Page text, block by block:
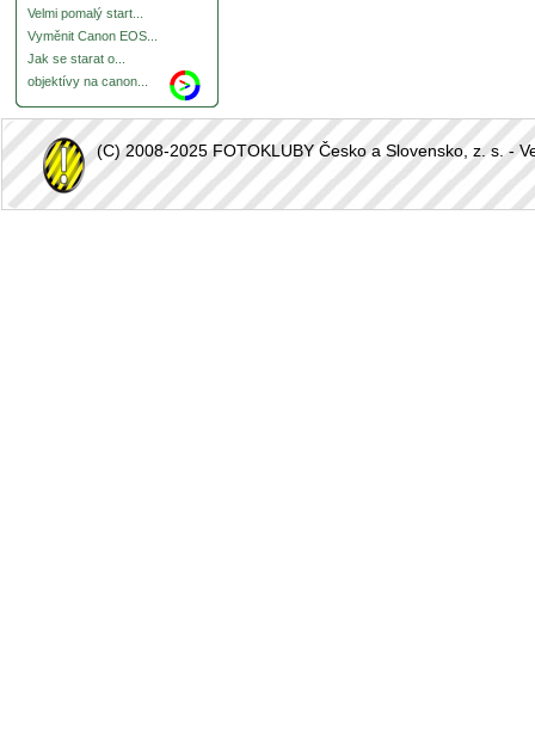
Velmi pomalý start...
Vyměnit Canon EOS...
Jak se starat o...
objektívy na canon...
(C) 2008-2025 FOTOKLUBY Česko a Slovensko, z. s. -